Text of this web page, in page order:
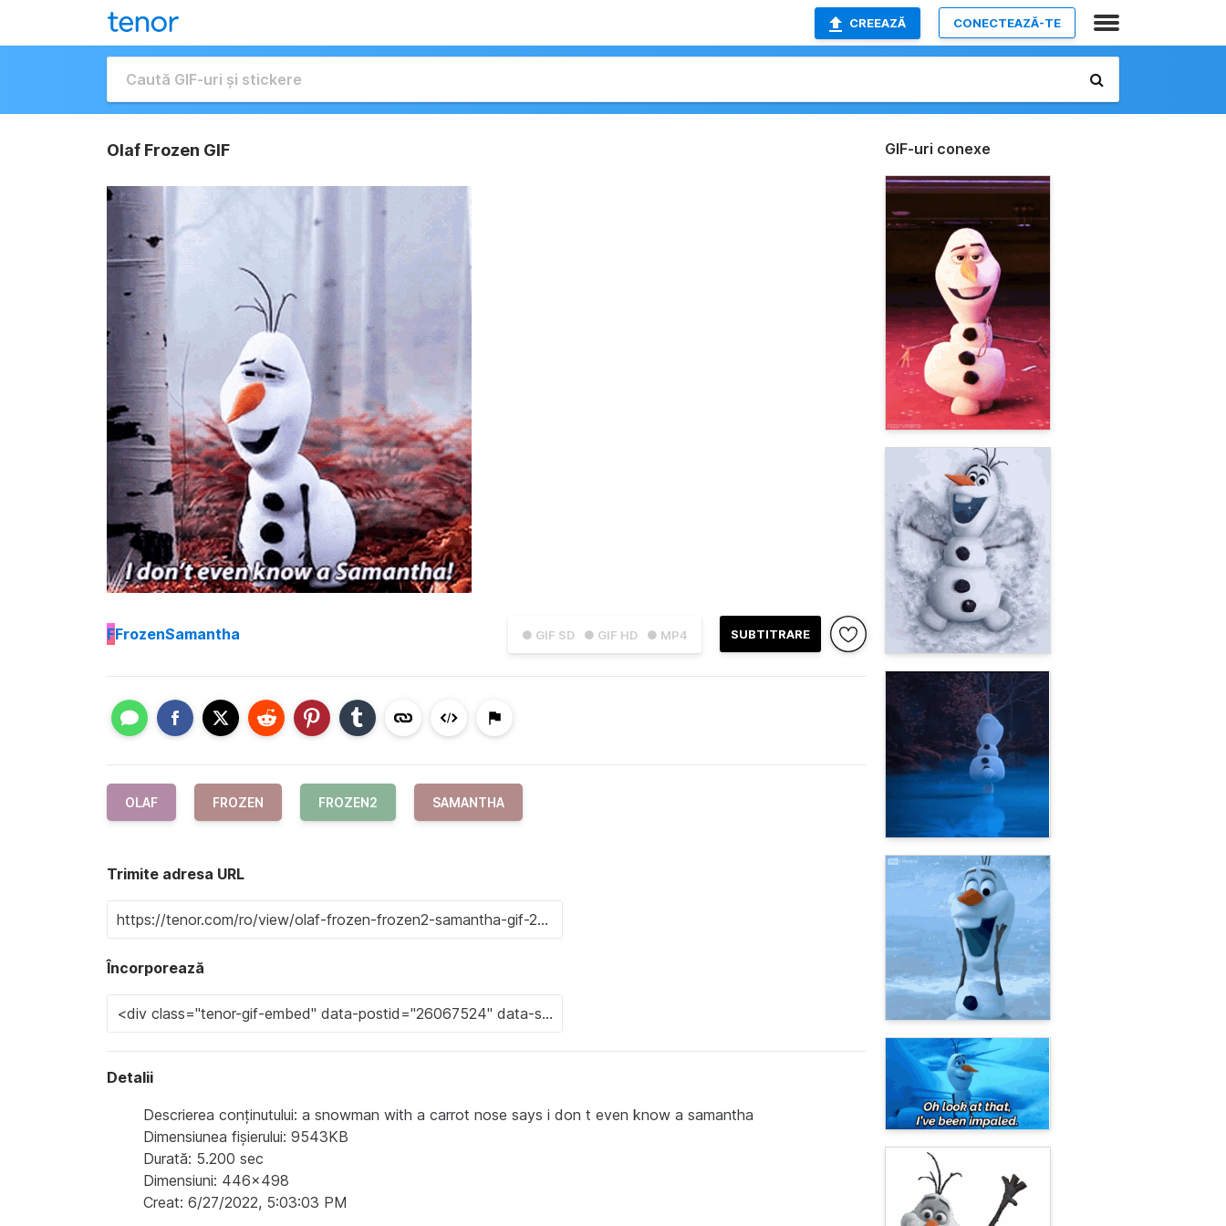
CREEAZĂ CONECTEAZĂ-TE
Olaf Frozen GIF
● GIF SD ● GIF HD ● MP4 SUBTITRARE
FFrozenSamantha
OLAF FROZEN FROZEN2 SAMANTHA
Trimite adresa URL
Încorporează
Detalii
Descrierea conținutului: a snowman with a carrot nose says i don t even know a samantha
Dimensiunea fișierului: 9543KB
Durată: 5.200 sec
Dimensiuni: 446x498
Creat: 6/27/2022, 5:03:03 PM
GIF-uri conexe